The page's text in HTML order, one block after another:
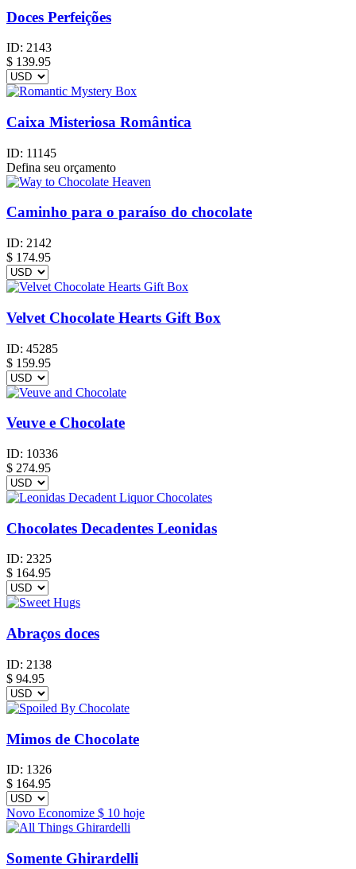
Doces Perfeições
ID: 2143
$ 139.95
Caixa Misteriosa Romântica
ID: 11145
Defina seu orçamento
Caminho para o paraíso do chocolate
ID: 2142
$ 174.95
Velvet Chocolate Hearts Gift Box
ID: 45285
$ 159.95
Veuve e Chocolate
ID: 10336
$ 274.95
Chocolates Decadentes Leonidas
ID: 2325
$ 164.95
Abraços doces
ID: 2138
$ 94.95
Mimos de Chocolate
ID: 1326
$ 164.95
Novo Economize $ 10 hoje
Somente Ghirardelli